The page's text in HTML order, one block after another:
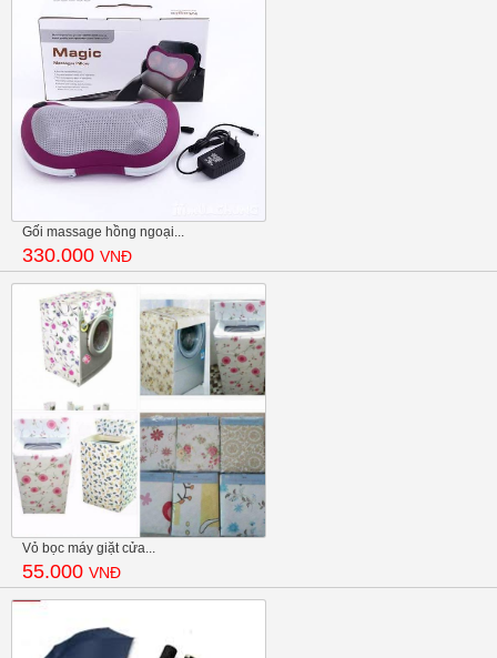
Gối massage hồng ngoại...
330.000 VNĐ
Vỏ bọc máy giặt cửa...
55.000 VNĐ